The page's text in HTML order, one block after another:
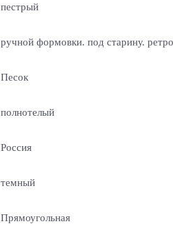
пестрый
ручной формовки. под старину. ретро
Песок
полнотелый
Россия
темный
Прямоугольная